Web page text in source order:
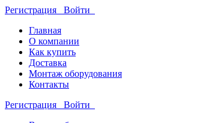
Регистрация Войти
Главная
О компании
Как купить
Доставка
Монтаж оборудования
Контакты
Регистрация Войти